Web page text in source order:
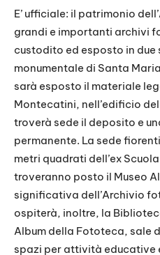
LINK
EMBED
E’ ufficiale: il patrimonio
grandi e importanti archivi
custodito ed esposto in due
monumentale di Santa
sarà esposto il materiale
Montecatini, nell’edificio
troverà sede il deposito e
permanente. La sede
metri quadrati dell’ex
troveranno posto il Museo
significativa dell’Archivio
ospiterà, inoltre, la
Album della Fototeca, sale
spazi per attività educative